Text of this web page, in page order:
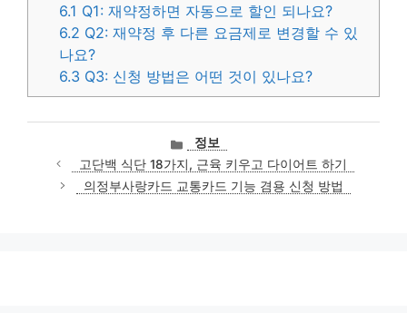
6.1 Q1: 재약정하면 자동으로 할인 되나요?
6.2 Q2: 재약정 후 다른 요금제로 변경할 수 있
나요?
6.3 Q3: 신청 방법은 어떤 것이 있나요?
카
테
고
리
정보
고단백 식단 18가지, 근육 키우고 다이어트 하기
의정부사랑카드 교통카드 기능 겸용 신청 방법